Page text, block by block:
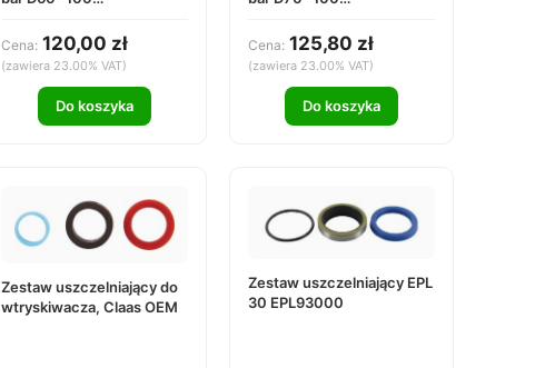
Cena: 120,00 zł
(zawiera 23.00% VAT)
Do koszyka
Cena: 125,80 zł
(zawiera 23.00% VAT)
Do koszyka
Zestaw uszczelniający do
wtryskiwacza, Claas OEM
Zestaw uszczelniający EPL
30 EPL93000